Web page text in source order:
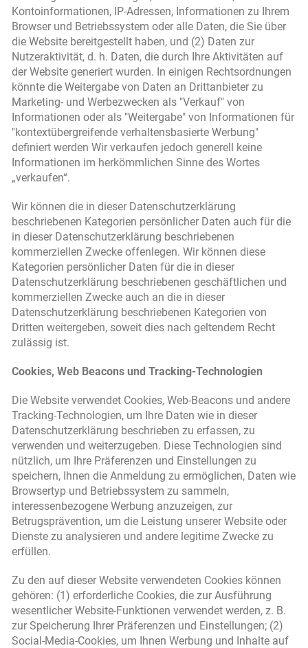
Kontoinformationen, IP-Adressen, Informationen zu Ihrem
Browser und Betriebssystem oder alle Daten, die Sie über
die Website bereitgestellt haben, und (2) Daten zur
Nutzeraktivität, d. h. Daten, die durch Ihre Aktivitäten auf
der Website generiert wurden. In einigen Rechtsordnungen
könnte die Weitergabe von Daten an Drittanbieter zu
Marketing- und Werbezwecken als "Verkauf" von
Informationen oder als "Weitergabe" von Informationen für
"kontextübergreifende verhaltensbasierte Werbung"
definiert werden Wir verkaufen jedoch generell keine
Informationen im herkömmlichen Sinne des Wortes
„verkaufen“.
Wir können die in dieser Datenschutzerklärung
beschriebenen Kategorien persönlicher Daten auch für die
in dieser Datenschutzerklärung beschriebenen
kommerziellen Zwecke offenlegen. Wir können diese
Kategorien persönlicher Daten für die in dieser
Datenschutzerklärung beschriebenen geschäftlichen und
kommerziellen Zwecke auch an die in dieser
Datenschutzerklärung beschriebenen Kategorien von
Dritten weitergeben, soweit dies nach geltendem Recht
zulässig ist.
Cookies, Web Beacons und Tracking-Technologien
Die Website verwendet Cookies, Web-Beacons und andere
Tracking-Technologien, um Ihre Daten wie in dieser
Datenschutzerklärung beschrieben zu erfassen, zu
verwenden und weiterzugeben. Diese Technologien sind
nützlich, um Ihre Präferenzen und Einstellungen zu
speichern, Ihnen die Anmeldung zu ermöglichen, Daten wie
Browsertyp und Betriebssystem zu sammeln,
interessenbezogene Werbung anzuzeigen, zur
Betrugsprävention, um die Leistung unserer Website oder
Dienste zu analysieren und andere legitime Zwecke zu
erfüllen.
Zu den auf dieser Website verwendeten Cookies können
gehören: (1) erforderliche Cookies, die zur Ausführung
wesentlicher Website-Funktionen verwendet werden, z. B.
zur Speicherung Ihrer Präferenzen und Einstellungen; (2)
Social-Media-Cookies, um Ihnen Werbung und Inhalte auf